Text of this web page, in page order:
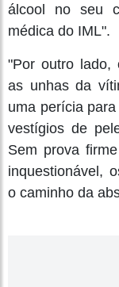
álcool no seu
médica do IML".
"Por outro lado,
as unhas da
uma perícia
vestígios de
Sem prova
inquestionável,
o caminho da